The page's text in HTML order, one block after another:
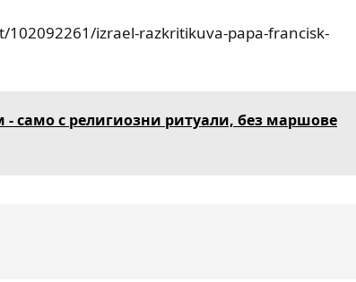
izrael-razkritikuva-papa-francisk-
- само с религиозни ритуали, без маршове